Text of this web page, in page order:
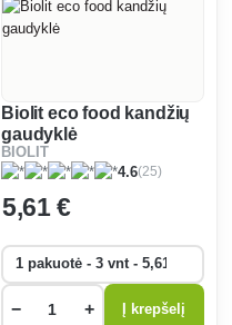
Biolit eco food kandžių
gaudyklė
BIOLIT
4.6(25)
5,61 €
− + Į krepšelį